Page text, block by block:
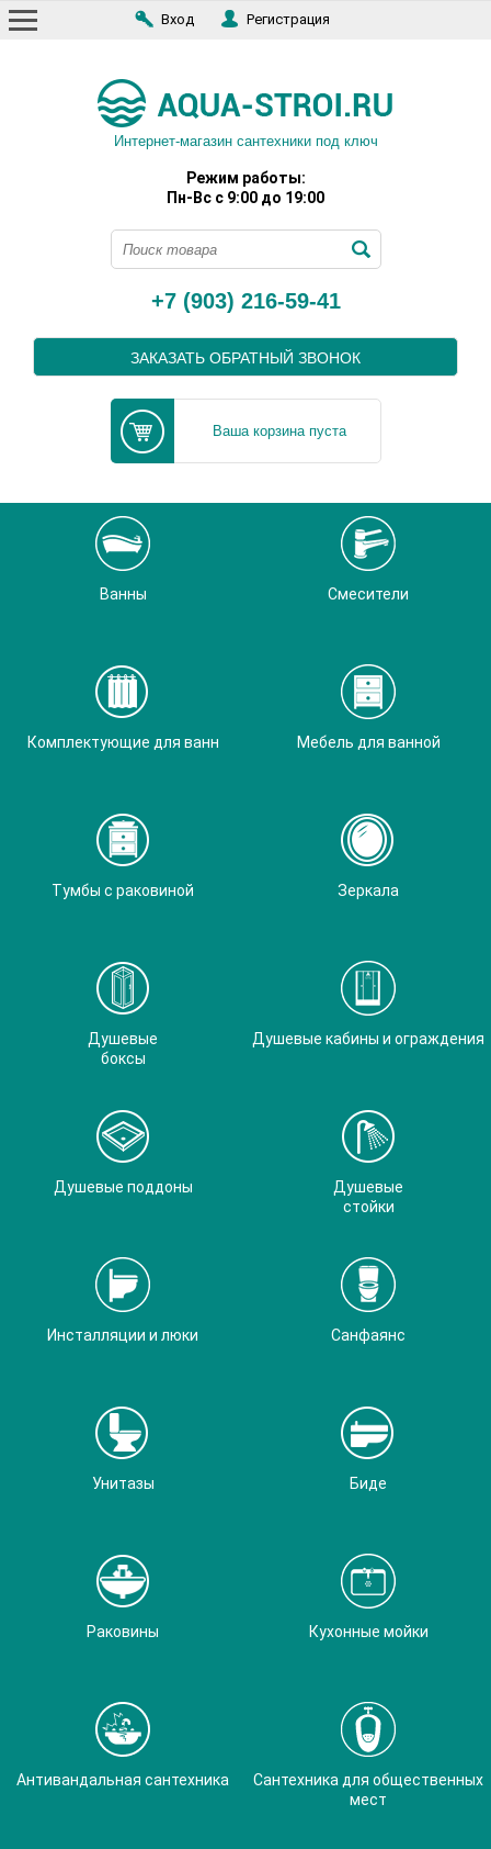
Вход Регистрация
Интернет-магазин сантехники под ключ
Режим работы:
Пн-Вс с 9:00 до 19:00
+7 (903) 216-59-41
ЗАКАЗАТЬ ОБРАТНЫЙ ЗВОНОК
Ваша корзина пуста
Ванны Смесители
Комплектующие для ванн Мебель для ванной
Тумбы с раковиной Зеркала
Душевые
боксы
Душевые кабины и ограждения
Душевые поддоны
Душевые
стойки
Инсталляции и люки Санфаянс
Унитазы Биде
Раковины Кухонные мойки
Антивандальная сантехника
Сантехника для общественных
мест